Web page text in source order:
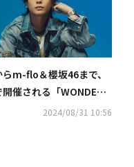
発売開始
m-flo＆櫻坂46まで、
催される「WONDERLI
」第2弾ラインナップ
2024/08/31 10:56